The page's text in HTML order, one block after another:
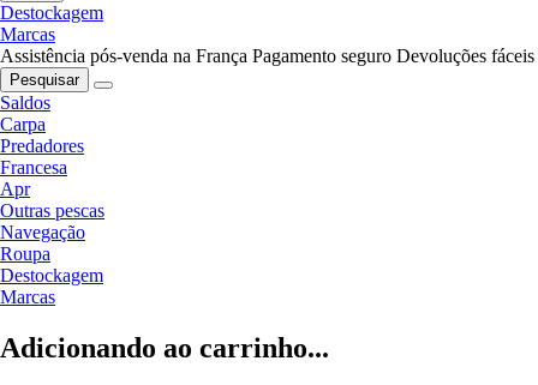
Destockagem
Marcas
Assistência pós-venda na França Pagamento seguro Devoluções fáceis
Pesquisar
Saldos
Carpa
Predadores
Francesa
Apr
Outras pescas
Navegação
Roupa
Destockagem
Marcas
Adicionando ao carrinho...